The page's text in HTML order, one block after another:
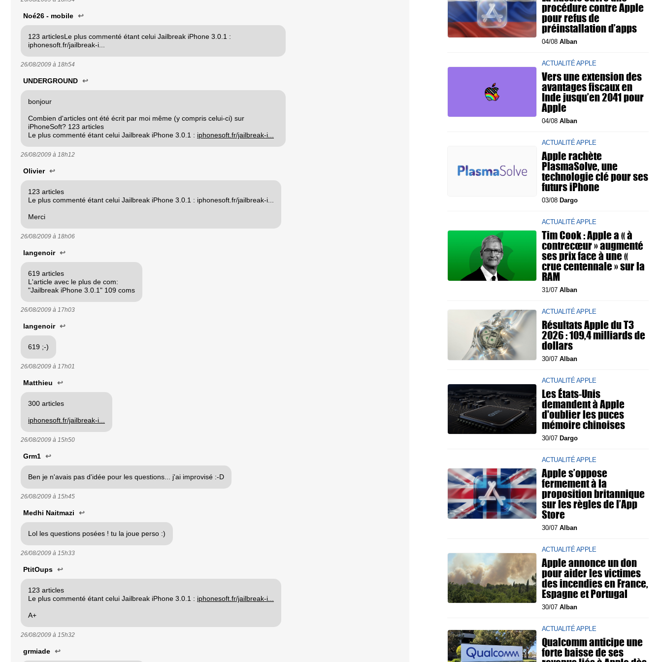
Noé26 - mobile ↩
123 articlesLe plus commenté étant celui Jailbreak iPhone 3.0.1 :
iphonesoft.fr/jailbreak-i...
26/08/2009 à 18h54
UNDERGROUND ↩
bonjour
Combien d'articles ont été écrit par moi même (y compris celui-ci) sur
iPhoneSoft? 123 articles
Le plus commenté étant celui Jailbreak iPhone 3.0.1 : iphonesoft.fr/jailbreak-i...
26/08/2009 à 18h12
Olivier ↩
123 articles
Le plus commenté étant celui Jailbreak iPhone 3.0.1 : iphonesoft.fr/jailbreak-i...
Merci
26/08/2009 à 18h06
langenoir ↩
619 articles
L'article avec le plus de com:
"Jailbreak iPhone 3.0.1" 109 coms
26/08/2009 à 17h03
langenoir ↩
619 ;-)
26/08/2009 à 17h01
Matthieu ↩
300 articles
iphonesoft.fr/jailbreak-i...
26/08/2009 à 15h50
Grm1 ↩
Ben je n'avais pas d'idée pour les questions... j'ai improvisé :-D
26/08/2009 à 15h45
Medhi Naitmazi ↩
Lol les questions posées ! tu la joue perso :)
26/08/2009 à 15h33
PtitOups ↩
123 articles
Le plus commenté étant celui Jailbreak iPhone 3.0.1 : iphonesoft.fr/jailbreak-i...
A+
26/08/2009 à 15h32
grmiade ↩
procédure contre Apple
pour refus de
préinstallation d’apps
04/08 Alban
ACTUALITÉ APPLE
Vers une extension des
avantages fiscaux en
Inde jusqu’en 2041 pour
Apple
04/08 Alban
ACTUALITÉ APPLE
Apple rachète
PlasmaSolve, une
technologie clé pour ses
futurs iPhone
03/08 Dargo
ACTUALITÉ APPLE
Tim Cook : Apple a « à
contrecœur » augmenté
ses prix face à une «
crue centennale » sur la
RAM
31/07 Alban
ACTUALITÉ APPLE
Résultats Apple du T3
2026 : 109,4 milliards de
dollars
30/07 Alban
ACTUALITÉ APPLE
Les États-Unis
demandent à Apple
d'oublier les puces
mémoire chinoises
30/07 Dargo
ACTUALITÉ APPLE
Apple s’oppose
fermement à la
proposition britannique
sur les règles de l’App
Store
30/07 Alban
ACTUALITÉ APPLE
Apple annonce un don
pour aider les victimes
des incendies en France,
Espagne et Portugal
30/07 Alban
ACTUALITÉ APPLE
Qualcomm anticipe une
forte baisse de ses